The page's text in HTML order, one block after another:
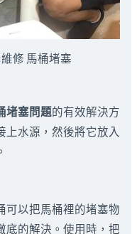
修 馬桶堵塞
堵塞問題的有效解決方
上水源，然後將它放入
可以把馬桶裡的堵塞物
底的解決。使用時，把